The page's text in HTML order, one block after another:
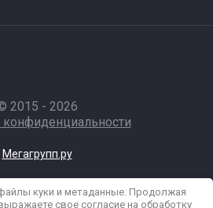
2015 - 2026
конфиденциальности
Мегагрупп.ру
куки и метаданные. Продолжая
свое согласие на обработку